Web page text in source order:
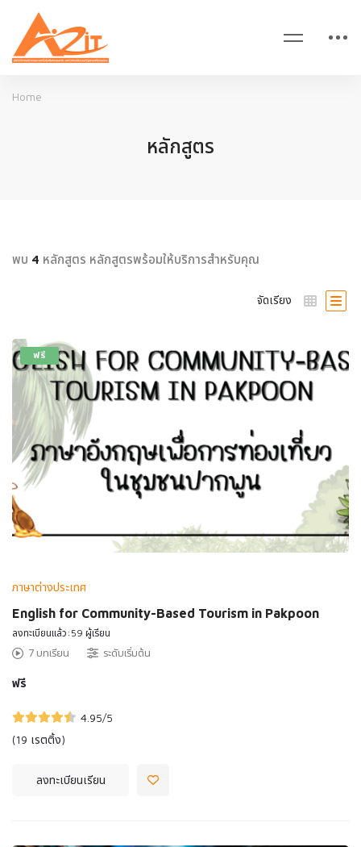
Home
หลักสูตร
พบ 4 หลักสูตร หลักสูตรพร้อมให้บริการสำหรับคุณ
จัดเรียง
ฟรี
ภาษาต่างประเทศ
English for Community-Based Tourism in Pakpoon
ลงทะเบียนแล้ว:59 ผู้เรียน
7 บทเรียน ระดับเริ่มต้น
ฟรี
4.95/5
(19 เรตติ้ง)
ลงทะเบียนเรียน